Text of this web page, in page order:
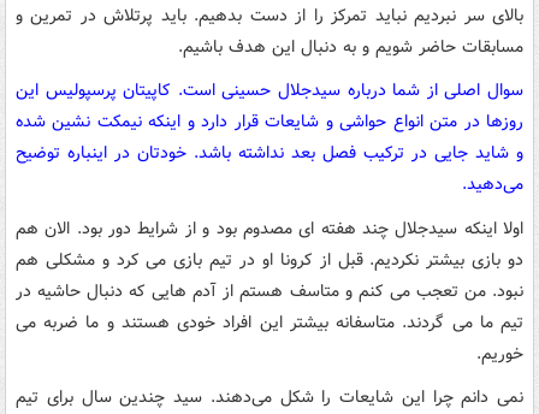
بالای سر نبردیم نباید تمرکز را از دست بدهیم. باید پرتلاش در تمرین و
مسابقات حاضر شویم و به دنبال این هدف باشیم.
سوال اصلی از شما درباره سیدجلال حسینی است. کاپیتان پرسپولیس این
روزها در متن انواع حواشی و شایعات قرار دارد و اینکه نیمکت نشین شده
و شاید جایی در ترکیب فصل بعد نداشته باشد. خودتان در اینباره توضیح
می‌دهید.
اولا اینکه سیدجلال چند هفته ای مصدوم بود و از شرایط دور بود. الان هم
دو بازی بیشتر نکردیم. قبل از کرونا او در تیم بازی می کرد و مشکلی هم
نبود. من تعجب می کنم و متاسف هستم از آدم هایی که دنبال حاشیه در
تیم ما می گردند. متاسفانه بیشتر این افراد خودی هستند و ما ضربه می
خوریم.
نمی دانم چرا این شایعات را شکل می‌دهند. سید چندین سال برای تیم